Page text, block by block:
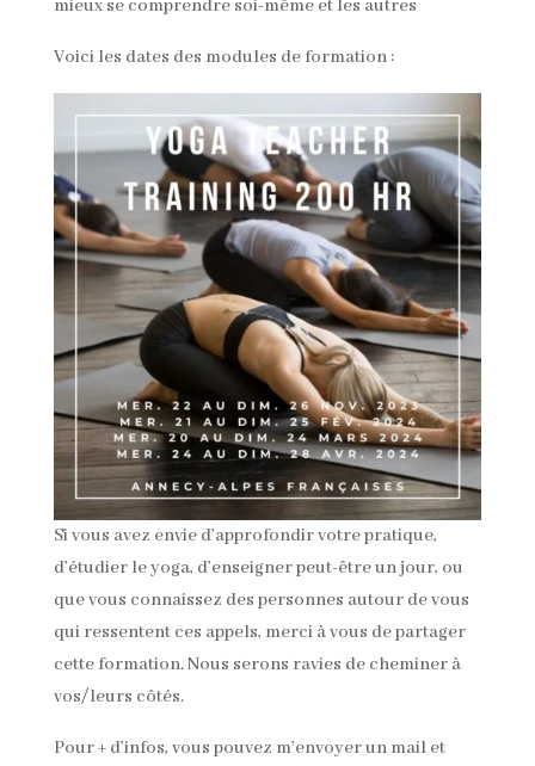
mieux se comprendre soi-même et les autres
Voici les dates des modules de formation :
Si vous avez envie d’approfondir votre pratique,
d’étudier le yoga, d’enseigner peut-être un jour, ou
que vous connaissez des personnes autour de vous
qui ressentent ces appels, merci à vous de partager
cette formation. Nous serons ravies de cheminer à
vos/leurs côtés.
Pour + d’infos, vous pouvez m’envoyer un mail et